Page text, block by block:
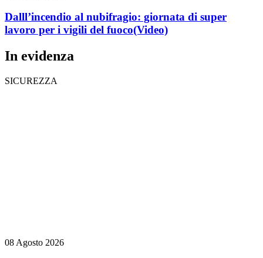
Dalll’incendio al nubifragio: giornata di super
lavoro per i vigili del fuoco(Video)
In evidenza
SICUREZZA
08 Agosto 2026